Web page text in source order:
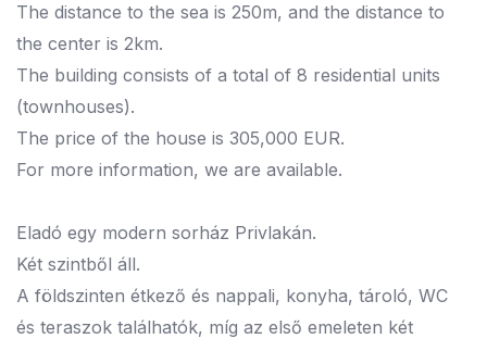
The distance to the sea is 250m, and the distance to
the center is 2km.
The building consists of a total of 8 residential units
(townhouses).
The price of the house is 305,000 EUR.
For more information, we are available.
Eladó egy modern sorház Privlakán.
Két szintből áll.
A földszinten étkező és nappali, konyha, tároló, WC
és teraszok találhatók, míg az első emeleten két